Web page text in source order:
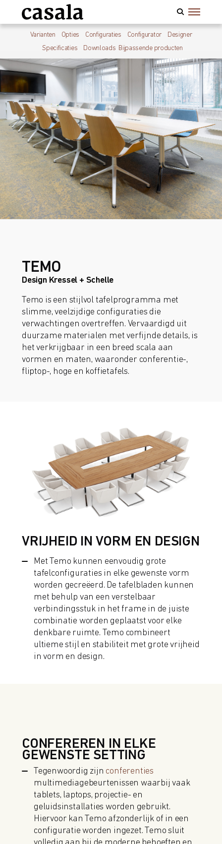
Varianten Opties Configuraties Configurator
Designer
Specificaties
Downloads Bijpassende producten
TEMO
Design Kressel + Schelle
Temo is een stijlvol tafelprogramma met
slimme, veelzijdige configuraties die
verwachtingen overtreffen. Vervaardigd uit
duurzame materialen met verfijnde details, is
het verkrijgbaar in een breed scala aan
vormen en maten, waaronder conferentie-,
fliptop-, hoge en koffietafels.
VRIJHEID IN VORM EN DESIGN
Met Temo kunnen eenvoudig grote
tafelconfiguraties in elke gewenste vorm
worden gecreëerd. De tafelbladen kunnen
met behulp van een verstelbaar
verbindingsstuk in het frame in de juiste
combinatie worden geplaatst voor elke
denkbare ruimte. Temo combineert
ultieme stijl en stabiliteit met grote vrijheid
in vorm en design.
CONFEREREN IN ELKE
GEWENSTE SETTING
Tegenwoordig zijn conferenties
multimediagebeurtenissen waarbij vaak
tablets, laptops, projectie- en
geluidsinstallaties worden gebruikt.
Hiervoor kan Temo afzonderlijk of in een
configuratie worden ingezet. Temo sluit